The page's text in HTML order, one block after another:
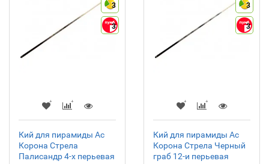
3
3
Кий для пирамиды Ас
Корона Стрела
Палисандр 4-х перьевая
3
3
Кий для пирамиды Ас
Корона Стрела Черный
граб 12-и перьевая